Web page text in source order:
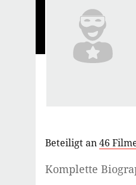
Beteiligt an46
Komplette